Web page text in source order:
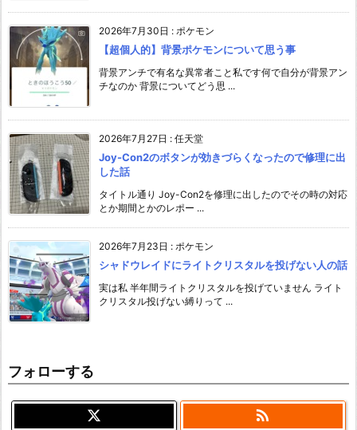
2026年7月30日 : ポケモン
【超個人的】背景ポケモンについて思う事
背景アンチで有名な異常者こと私です何で自分が背景アン
チなのか 背景についてどう思 ...
2026年7月27日 : 任天堂
Joy-Con2のボタンが効きづらくなったので修理に出
した話
タイトル通り Joy-Con2を修理に出したのでその時の対応
とか期間とかのレポー ...
2026年7月23日 : ポケモン
シャドウレイドにライトクリスタルを投げない人の話
実は私 半年間ライトクリスタルを投げていません ライト
クリスタル投げない縛りって ...
フォローする
